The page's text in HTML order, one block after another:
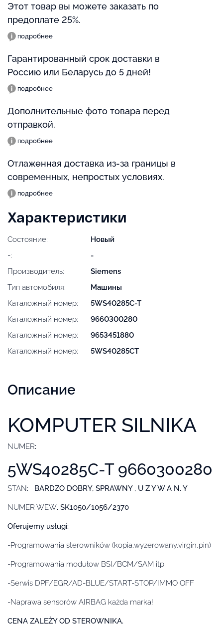
Этот товар вы можете заказать по
предоплате 25%.
подробнее
Гарантированный срок доставки в
Россию или Беларусь до 5 дней!
подробнее
Дополнительные фото товара перед
отправкой.
подробнее
Отлаженная доставка из-за границы в
современных, непростых условиях.
подробнее
Характеристики
Состояние:
Новый
-:
-
Производитель:
Siemens
Тип автомобиля:
Машины
Каталожный номер:
5WS40285C-T
Каталожный номер:
9660300280
Каталожный номер:
9653451880
Каталожный номер:
5WS40285CT
Описание
KOMPUTER SILNIKA
NUMER:
5WS40285C-T 9660300280
STAN: BARDZO DOBRY, SPRAWNY , U Z Y W A N. Y
NUMER WEW. SK1050/1056/2370
Oferujemy usługi:
-Programowania sterowników (kopia,wyzerowany,virgin,pin)
-Programowania modułow BSI/BCM/SAM itp.
-Serwis DPF/EGR/AD-BLUE/START-STOP/IMMO OFF
-Naprawa sensorów AIRBAG każda marka!
CENA ZALEŻY OD STEROWNIKA.